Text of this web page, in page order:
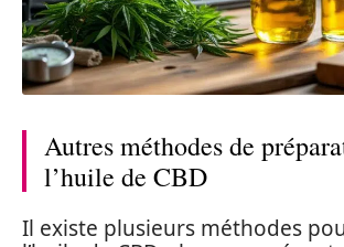
Autres méthodes de
l’huile de CBD
Il existe plusieurs méthodes